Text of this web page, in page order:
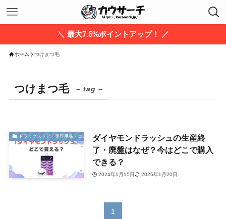
＼ 最大7.5%ポイントアップ！ ／
ホーム つけまつ毛
つけまつ毛 – tag –
ドラックストア・美容用品・コスメ
ダイヤモンドラッシュの生産終
了・廃盤はなぜ？今はどこで購入
できる？
2024年1月15日 2025年1月20日
1